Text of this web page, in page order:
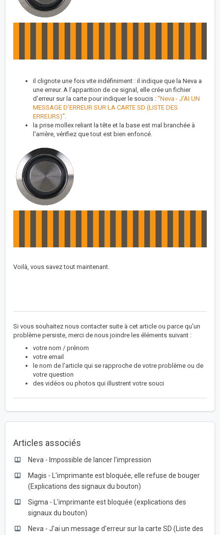
il clignote une fois vite indéfiniment : il indique que la Neva a
une erreur. A l’apparition de ce signal, elle crée un fichier
d’erreur sur la carte pour indiquer le soucis : "Neva - J'AI UN
MESSAGE D'ERREUR SUR LA CARTE SD (LISTE DES
ERREURS)"
la prise mollex reliant la tête et la base est mal branchée à
l'arrière, vérifiez que tout est bien enfoncé.
Voilà, vous savez tout maintenant.
Si vous souhaitez nous contacter suite à cet article ou parce qu'un
problème persiste, merci de nous joindre les éléments suivant :
votre nom / prénom
votre email
le nom de l'article qui se rapproche de votre problème ou de
votre question
des vidéos ou photos qui illustrent votre souci
Articles associés
Neva - Impossible de lancer l'impression
Magis - L'imprimante est bloquée, elle refuse de bouger
(Explications des signaux du bouton)
Sigma - L'imprimante est bloquée (explications des
signaux du bouton)
Neva - J'ai un message d'erreur sur la carte SD (Liste des